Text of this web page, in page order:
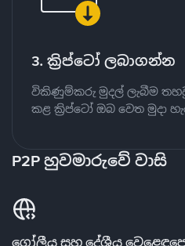
3. ක්‍රිප්ටෝ ලබාගන්න
විකිණුම්කරු මුදල් ලැබීම
කළ ක්‍රිප්ටෝ ඔබ වෙත මුදා
P2P හුවමාරුවේ වාසි
ගෝලීය සහ දේශීය